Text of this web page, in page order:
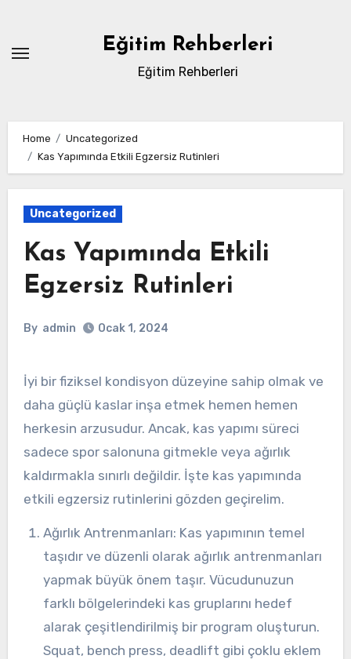
content
Eğitim Rehberleri
Eğitim Rehberleri
Home
Uncategorized
Kas Yapımında Etkili Egzersiz Rutinleri
Uncategorized
Kas Yapımında Etkili
Egzersiz Rutinleri
By admin Ocak 1, 2024
İyi bir fiziksel kondisyon düzeyine sahip olmak ve
daha güçlü kaslar inşa etmek hemen hemen
herkesin arzusudur. Ancak, kas yapımı süreci
sadece spor salonuna gitmekle veya ağırlık
kaldırmakla sınırlı değildir. İşte kas yapımında
etkili egzersiz rutinlerini gözden geçirelim.
Ağırlık Antrenmanları: Kas yapımının temel
taşıdır ve düzenli olarak ağırlık antrenmanları
yapmak büyük önem taşır. Vücudunuzun
farklı bölgelerindeki kas gruplarını hedef
alarak çeşitlendirilmiş bir program oluşturun.
Squat, bench press, deadlift gibi çoklu eklem